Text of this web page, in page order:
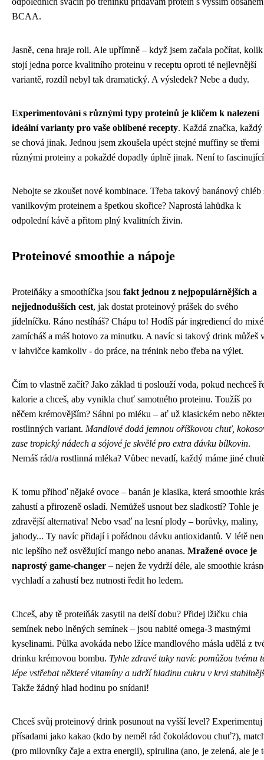
BCAA.
Jasně, cena hraje roli. Ale upřímně – když jsem začala počítat, kolik
stojí jedna porce kvalitního proteinu v receptu oproti té nejlevnější
variantě, rozdíl nebyl tak dramatický. A výsledek? Nebe a dudy.
Experimentování s různými typy proteinů je klíčem k nalezení
ideální varianty pro vaše oblíbené recepty. Každá značka,
se chová jinak. Jednou jsem zkoušela upéct stejné muffiny se třemi
různými proteiny a pokaždé dopadly úplně jinak. Není to
Nebojte se zkoušet nové kombinace. Třeba takový banánový chléb
vanilkovým proteinem a špetkou skořice? Naprostá lahůdka k
odpolední kávě a přitom plný kvalitních živin.
Proteinové smoothie a nápoje
Proteiňáky a smoothíčka jsou fakt jednou z nejpopulárnějších a
nejjednodušších cest, jak dostat proteinový prášek do svého
jídelníčku. Ráno nestíháš? Chápu to! Hodíš pár ingrediencí do
zamícháš a máš hotovo za minutku. A navíc si takový drink můžeš
v lahvičce kamkoliv - do práce, na trénink nebo třeba na výlet.
Čím to vlastně začít? Jako základ ti poslouží voda, pokud nechceš
kalorie a chceš, aby vynikla chuť samotného proteinu. Toužíš po
něčem krémovějším? Sáhni po mléku – ať už klasickém nebo
rostlinných variant. Mandlové dodá jemnou oříškovou chuť,
zase tropický nádech a sójové je skvělé pro extra dávku bílkovin.
Nemáš rád/a rostlinná mléka? Vůbec nevadí, každý máme jiné
K tomu přihoď nějaké ovoce – banán je klasika, která smoothie
zahustí a přirozeně osladí. Nemůžeš usnout bez sladkostí? Tohle je
zdravější alternativa! Nebo vsaď na lesní plody – borůvky, maliny,
jahody... Ty navíc přidají i pořádnou dávku antioxidantů. V létě
nic lepšího než osvěžující mango nebo ananas. Mražené ovoce je
naprostý game-changer – nejen že vydrží déle, ale smoothie
vychladí a zahustí bez nutnosti ředit ho ledem.
Chceš, aby tě proteiňák zasytil na delší dobu? Přidej lžičku chia
semínek nebo lněných semínek – jsou nabité omega-3 mastnými
kyselinami. Půlka avokáda nebo lžíce mandlového másla udělá z
drinku krémovou bombu. Tyhle zdravé tuky navíc pomůžou tvému
lépe vstřebat některé vitamíny a udrží hladinu cukru v krvi
Takže žádný hlad hodinu po snídani!
Chceš svůj proteinový drink posunout na vyšší level? Experimentuj
přísadami jako kakao (kdo by neměl rád čokoládovou chuť?),
(pro milovníky čaje a extra energii), spirulina (ano, je zelená, ale je